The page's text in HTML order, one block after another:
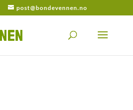
post@bondevennen.no